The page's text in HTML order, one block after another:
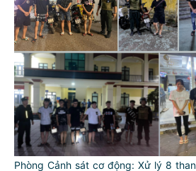
Phòng Cảnh sát cơ động: Xử lý 8